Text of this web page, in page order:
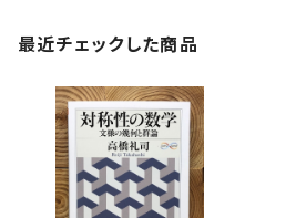
最近チェックした商品